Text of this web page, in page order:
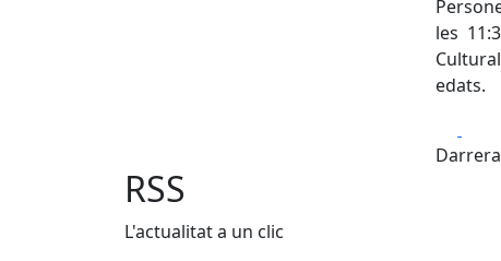
les
edats.
RSS
L'actualitat a un clic